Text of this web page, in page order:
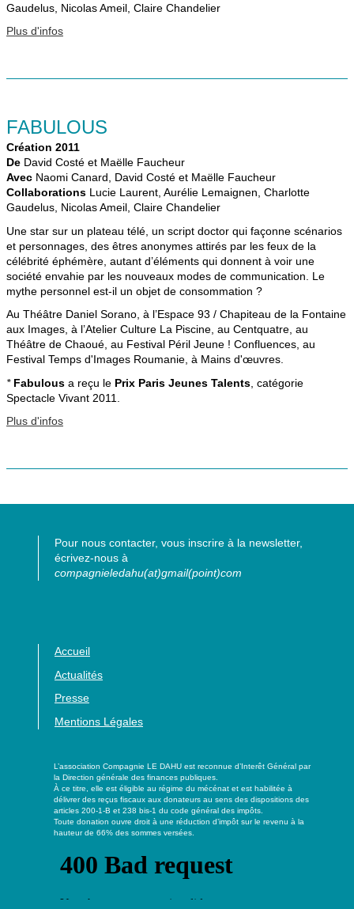
Gaudelus, Nicolas Ameil, Claire Chandelier
Plus d'infos
FABULOUS
Création 2011
De David Costé et Maëlle Faucheur
Avec Naomi Canard, David Costé et Maëlle Faucheur
Collaborations Lucie Laurent, Aurélie Lemaignen, Charlotte
Gaudelus, Nicolas Ameil, Claire Chandelier
Une star sur un plateau télé, un script doctor qui façonne scénarios
et personnages, des êtres anonymes attirés par les feux de la
célébrité éphémère, autant d’éléments qui donnent à voir une
société envahie par les nouveaux modes de communication. Le
mythe personnel est-il un objet de consommation ?
Au Théâtre Daniel Sorano, à l’Espace 93 / Chapiteau de la Fontaine
aux Images, à l’Atelier Culture La Piscine, au Centquatre, au
Théâtre de Chaoué, au Festival Péril Jeune ! Confluences, au
Festival Temps d'Images Roumanie, à Mains d'œuvres.
* Fabulous a reçu le Prix Paris Jeunes Talents , catégorie
Spectacle Vivant 2011.
Plus d'infos
Pour nous contacter, vous inscrire à la newsletter,
écrivez-nous à
compagnieledahu(at)gmail(point)com
Accueil
Actualités
Presse
Mentions Légales
L’association Compagnie LE DAHU est reconnue d’Interêt Général par
la Direction générale des finances publiques.
À ce titre, elle est éligible au régime du mécénat et est habilitée à
délivrer des reçus fiscaux aux donateurs au sens des dispositions des
articles 200-1-B et 238 bis-1 du code général des impôts.
Toute donation ouvre droit à une réduction d’impôt sur le revenu à la
hauteur de 66% des sommes versées.